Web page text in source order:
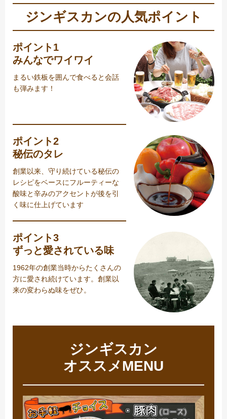
ジンギスカンの人気ポイント
ポイント1
みんなでワイワイ
まるい鉄板を囲んで食べると会話
も弾みます！
ポイント2
秘伝のタレ
創業以来、守り続けている秘伝の
レシピをベースにフルーティーな
酸味と辛みのアクセントが後を引
く味に仕上げています
ポイント3
ずっと愛されている味
1962年の創業当時からたくさんの
方に愛され続けています。創業以
来の変わらぬ味をぜひ。
ジンギスカン
オススメMENU